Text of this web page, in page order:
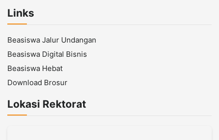
Links
Beasiswa Jalur Undangan
Beasiswa Digital Bisnis
Beasiswa Hebat
Download Brosur
Lokasi Rektorat